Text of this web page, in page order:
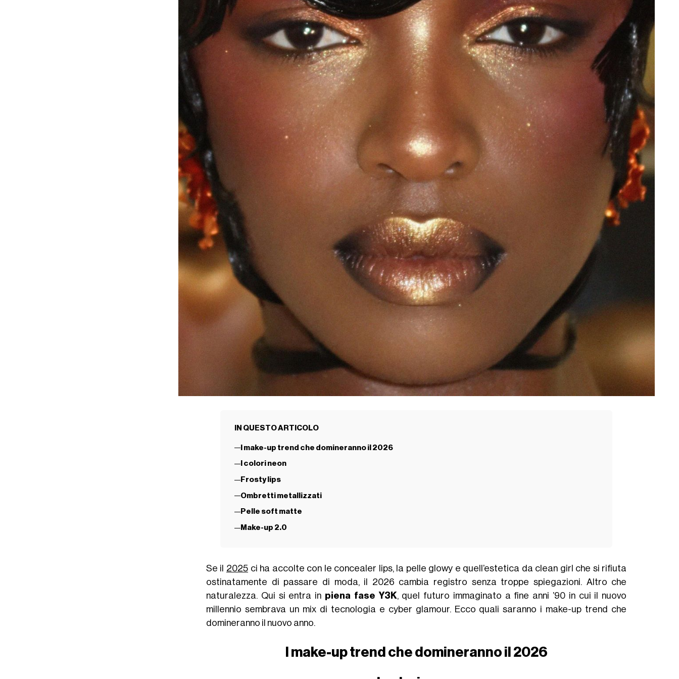
IN QUESTO ARTICOLO
I make-up trend che domineranno il 2026
I colori neon
Frosty lips
Ombretti metallizzati
Pelle soft matte
Make-up 2.0
Se il 2025 ci ha accolte con le concealer lips, la pelle glowy e quell’estetica da clean girl che si rifiuta
ostinatamente di passare di moda, il 2026 cambia registro senza troppe spiegazioni. Altro che
naturalezza. Qui si entra in piena fase Y3K, quel futuro immaginato a fine anni ’90 in cui il nuovo
millennio sembrava un mix di tecnologia e cyber glamour. Ecco quali saranno i make-up trend che
domineranno il nuovo anno.
I make-up trend che domineranno il 2026